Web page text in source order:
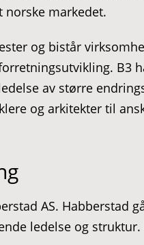
norske markedet.
og bistår
B3
av større
og arkitekter til
AS. Habberstad
ledelse og struktur.